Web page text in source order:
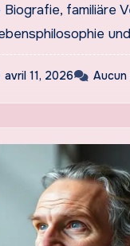
familiäre
avril 11, 2026 Aucun